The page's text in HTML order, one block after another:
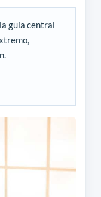
guía central